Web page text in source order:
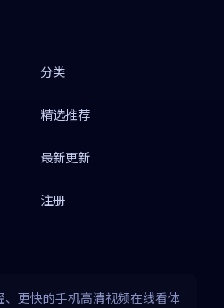
分类
精选推荐
最新更新
注册
更快的手机高清视频在线看体